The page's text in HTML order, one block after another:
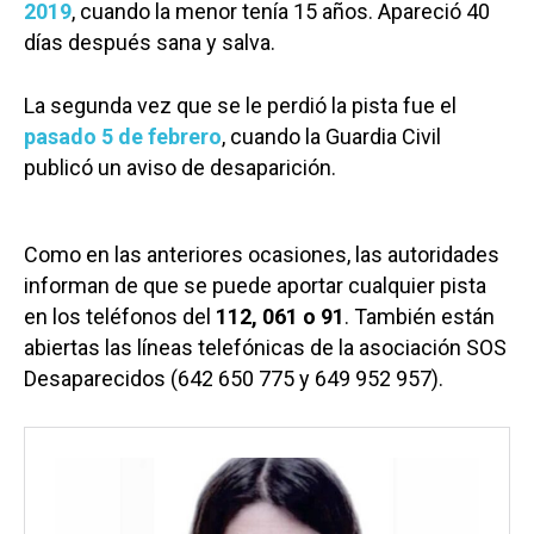
2019, cuando la menor tenía 15 años. Apareció 40
días después sana y salva.
La segunda vez que se le perdió la pista fue el
pasado 5 de febrero, cuando la Guardia Civil
publicó un aviso de desaparición.
Como en las anteriores ocasiones, las autoridades
informan de que se puede aportar cualquier pista
en los teléfonos del 112, 061 o 91. También están
abiertas las líneas telefónicas de la asociación SOS
Desaparecidos (642 650 775 y 649 952 957).